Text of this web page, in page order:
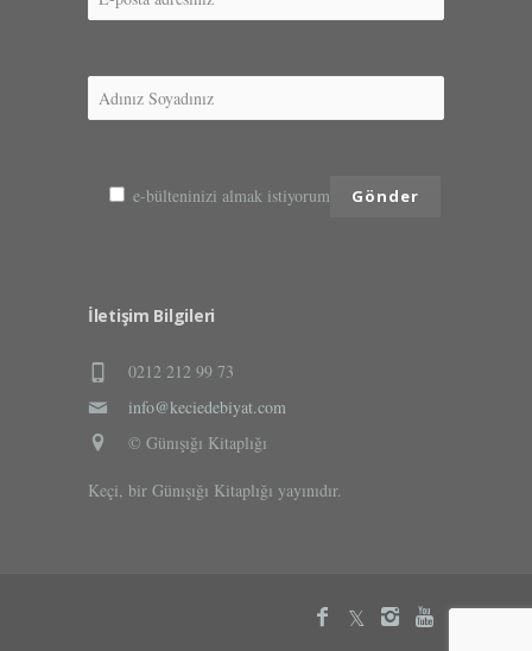
e-bülteninizi almak istiyorum
İletişim Bilgileri
0212 212 99 73
info@keciedebiyat.com
© Günışığı Kitaplığı
Keçi, bir Günışığı Kitaplığı yayınıdır.